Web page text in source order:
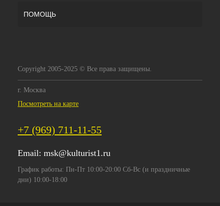
ПОМОЩЬ
Copyright 2005-2025 © Все права защищены.
г. Москва
Посмотреть на карте
+7 (969) 711-11-55
Email: msk@kulturist1.ru
График работы: Пн-Пт 10:00-20:00 Сб-Вс (и праздничные
дни) 10:00-18:00